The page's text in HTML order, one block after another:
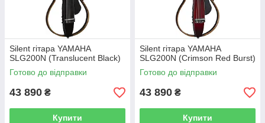
Silent гітара YAMAHA
SLG200N (Translucent Black)
Готово до відправки
43 890 ₴
Купити
Silent гітара YAMAHA
SLG200N (Crimson Red Burst)
Готово до відправки
43 890 ₴
Купити